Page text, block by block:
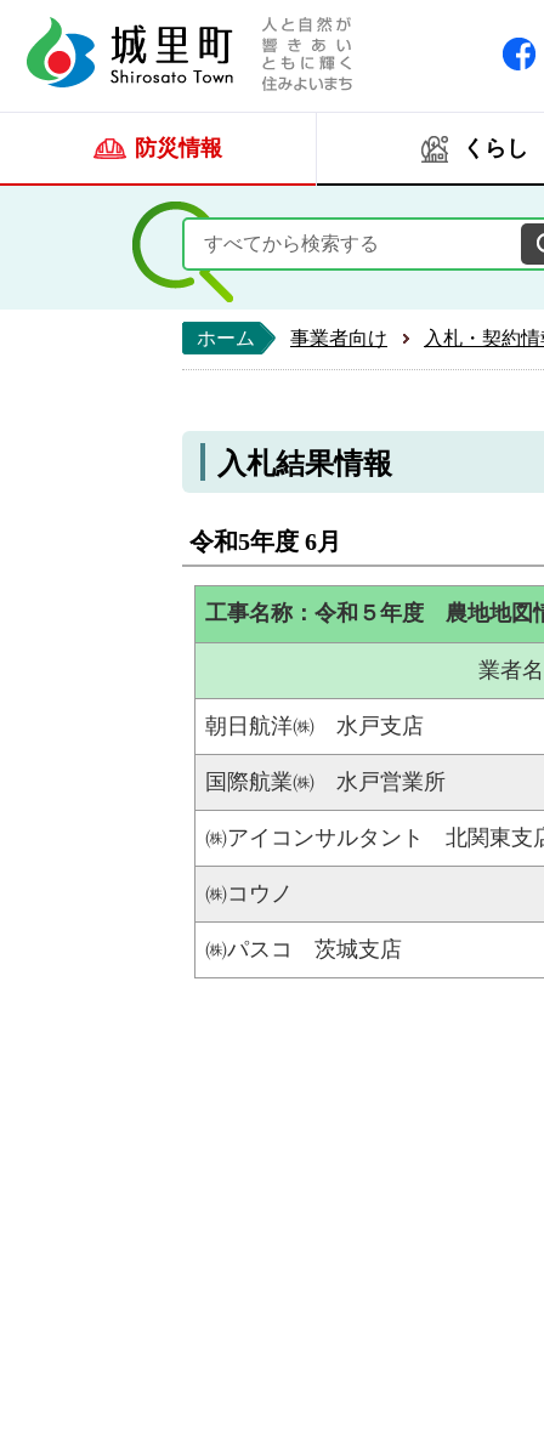
防災情報 くらし
ホーム 事業者向け 入札・契約
入札結果情報
令和5年度 6月
工事名称：令和５年度 農地地図
業者名
朝日航洋㈱ 水戸支店
国際航業㈱ 水戸営業所
㈱アイコンサルタント 北関東支
㈱コウノ
㈱パスコ 茨城支店